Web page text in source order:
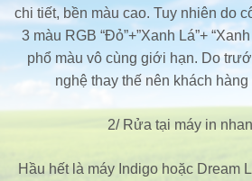
chi tiết, bền màu cao. Tuy nhiên do
3 màu RGB “Đỏ”+”Xanh Lá”+
phổ màu vô cùng giới hạn. Do
nghệ thay thế nên khách
2/ Rửa tại máy in
Hầu hết là máy Indigo hoặc Dream